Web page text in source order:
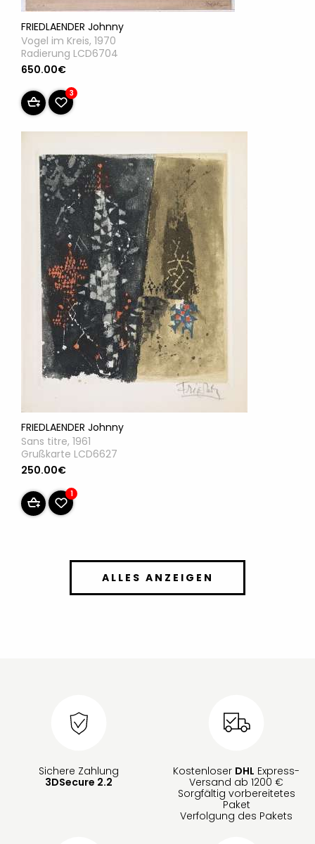
FRIEDLAENDER Johnny
Vogel im Kreis, 1970
Radierung LCD6704
650.00€
3
FRIEDLAENDER Johnny
Sans titre, 1961
Grußkarte LCD6627
250.00€
1
ALLES ANZEIGEN
Sichere Zahlung
3DSecure 2.2
Kostenloser DHL Express-
Versand ab 1200 €
Sorgfältig vorbereitetes
Paket
Verfolgung des Pakets